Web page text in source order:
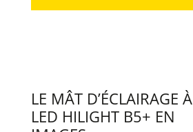
LE MÂT D’ÉCLAIRAGE À
LED HILIGHT B5+ EN